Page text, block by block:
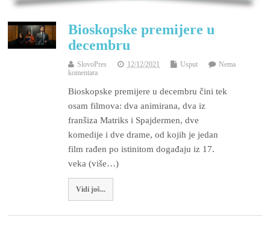
Bioskopske premijere u
decembru
SlovoPres 12/12/2021 Usput
Nema
komentara
Bioskopske premijere u decembru čini tek
osam filmova: dva animirana, dva iz
franšiza Matriks i Spajdermen, dve
komedije i dve drame, od kojih je jedan
film rađen po istinitom događaju iz 17.
veka (više…)
Vidi još...